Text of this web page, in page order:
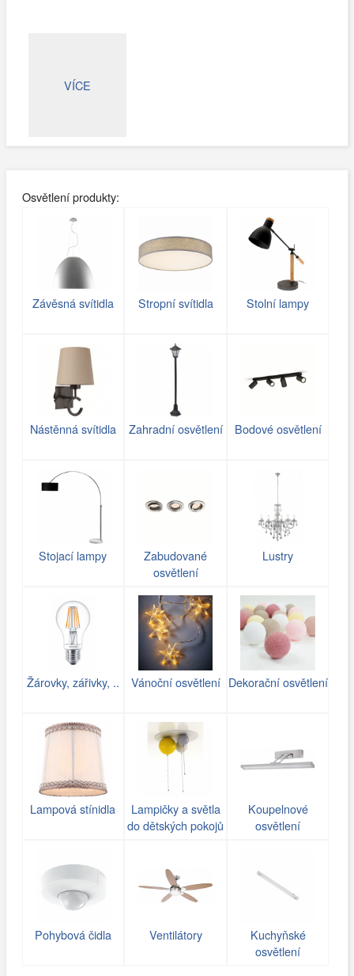
VÍCE
Osvětlení produkty:
Závěsná svítidla Stropní svítidla Stolní lampy
Nástěnná svítidla Zahradní osvětlení Bodové osvětlení
Stojací lampy
Zabudované
osvětlení
Lustry
Žárovky, zářivky, .. Vánoční osvětlení Dekorační osvětlení
Lampová stínidla
Lampičky a světla
do dětských pokojů
Koupelnové
osvětlení
Pohybová čidla Ventilátory
Kuchyňské
osvětlení